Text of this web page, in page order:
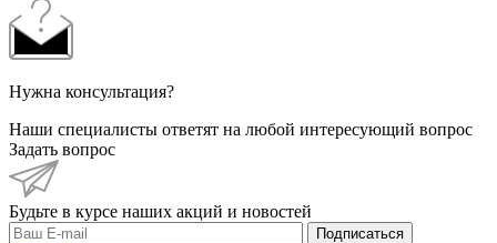
Нужна консультация?
Наши специалисты ответят на любой интересующий вопрос
Задать вопрос
Будьте в курсе наших акций и новостей
Подписаться